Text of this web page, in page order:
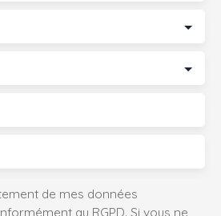
de mes données
au RGPD. Si vous ne